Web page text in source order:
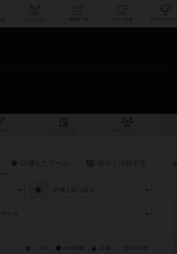
コミュニティ
1～4人 40分前後 10歳～ 2023年